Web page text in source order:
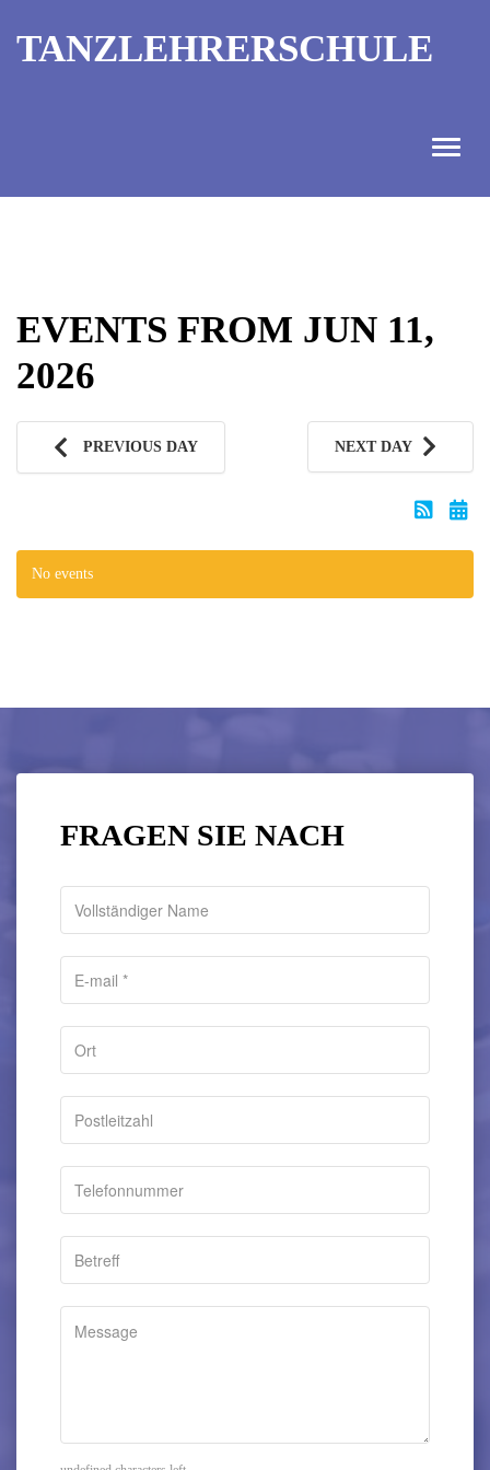
TANZLEHRERSCHULE
AUSBILDUNGTERMINE
KONTAKT
TANZMEISTER
EVENTS FROM JUN 11,
2026
PREVIOUS DAY NEXT DAY
No events
FRAGEN SIE NACH